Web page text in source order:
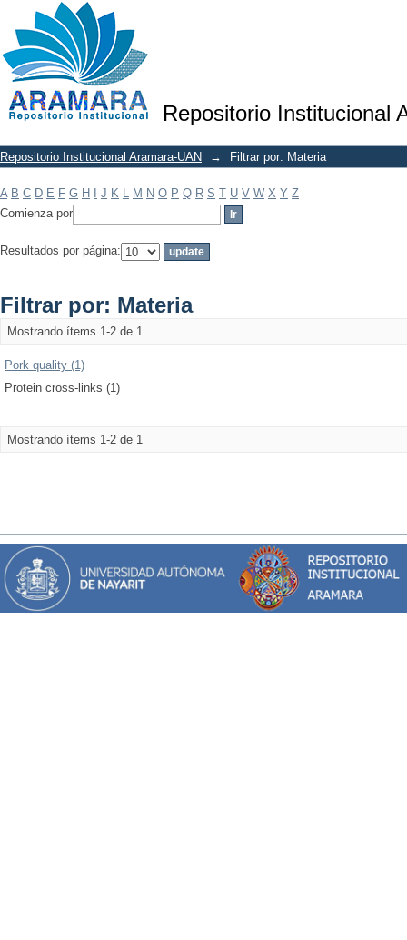
Repositorio Institucional
Filtrar por: Materia
Repositorio Institucional Aramara-UAN → Filtrar por: Materia
A B C D E F G H J K L M N O P Q R S T U V W X Y Z
Comienza por
Resultados por página:
Filtrar por: Materia
Mostrando ítems 1-2 de 1
Pork quality (1)
Protein cross-links (1)
Mostrando ítems 1-2 de 1